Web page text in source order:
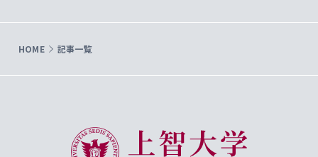
HOME 記事一覧
上智大学 Sophia University